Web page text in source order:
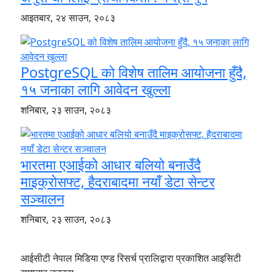
आइतबार, २४ साउन, २०८३
PostgreSQL को विशेष तालिम आयोजना हुँदै,
१५ जनाका लागि आवेदन खुल्ला
शनिबार, २३ साउन, २०८३
भारतमा एआईको आधार बलियो बनाउँदै
माइक्रोसफ्ट, हैदराबादमा नयाँ डेटा सेन्टर
सञ्चालन
शनिबार, २३ साउन, २०८३
आईसीटी नेपाल मिडिया एण्ड रिसर्च प्रालिद्वारा प्रकाशित आइसिटी